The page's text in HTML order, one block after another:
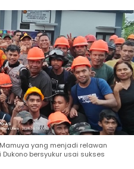
yang menjadi relawan
bersyukur usai sukses